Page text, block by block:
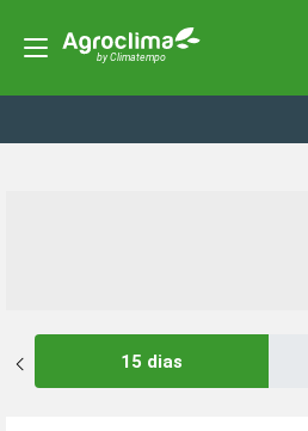
15 dias